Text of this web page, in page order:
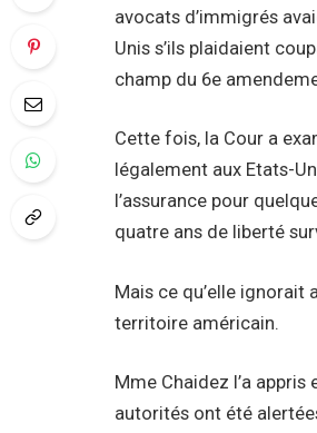
avocats d’immigrés
Unis s’ils plaidaient
champ du 6e
Cette fois, la Cour a
légalement aux Etats-
l’assurance pour
quatre ans de liberté
Mais ce qu’elle ignorait
territoire américain.
Mme Chaidez l’a
autorités ont été